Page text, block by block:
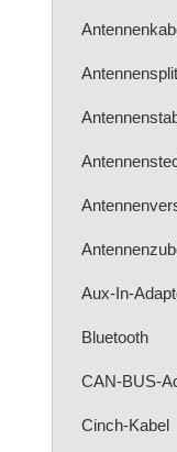
Aux-In-
Bluetooth
CAN-BUS-
Cinch-Kabel